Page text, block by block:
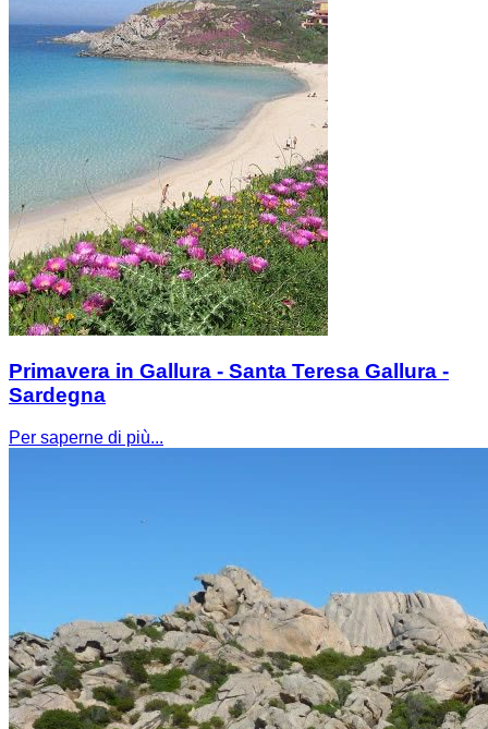
Primavera in Gallura - Santa Teresa Gallura -
Sardegna
Per saperne di più...